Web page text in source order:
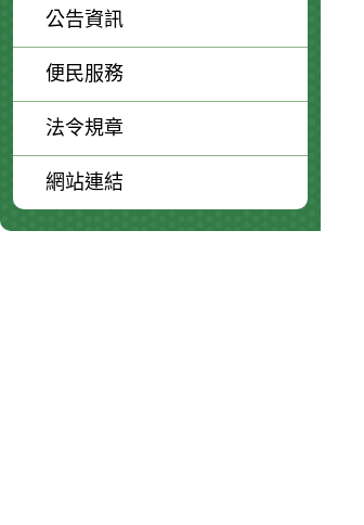
公告資訊
便民服務
法令規章
網站連結